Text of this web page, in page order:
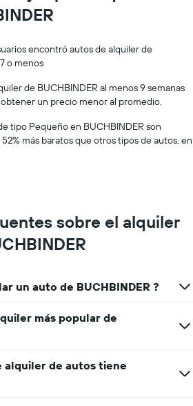
encontró autos de alquiler de
o menos
de BUCHBINDER al menos 9 semanas
un precio menor al promedio.
tipo Pequeño en BUCHBINDER son
más baratos que otros tipos de autos, en
sobre el alquiler
un auto de BUCHBINDER ?
más popular de
alquiler de autos tiene